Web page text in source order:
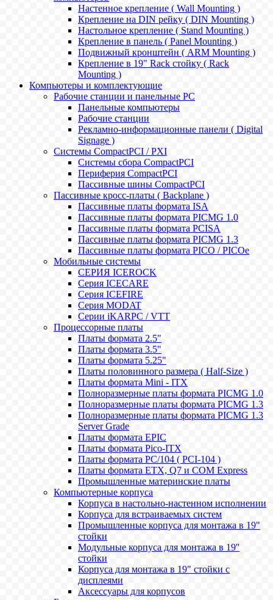
Настенное крепление ( Wall Mounting )
Крепление на DIN рейку ( DIN Mounting )
Настольное крепление ( Stand Mounting )
Крепление в панель ( Panel Mounting )
Подвижный кронштейн ( ARM Mounting )
Крепление в 19" Rack стойку ( Rack
Mounting )
Компьютеры и комплектующие
Рабочие станции и панельные РС
Панельные компьютеры
Рабочие станции
Рекламно-информационные панели ( Digital
Signage )
Системы CompactPCI / PXI
Системы сбора CompactPCI
Периферия CompactPCI
Пассивные шины CompactPCI
Пассивные кросс-платы ( Backplane )
Пассивные платы формата ISA
Пассивные платы формата PICMG 1.0
Пассивные платы формата PCISA
Пассивные платы формата PICMG 1.3
Пассивные платы формата PICO / PICOe
Мобильные системы
СЕРИЯ ICEROCK
Серия ICECARE
Серия ICEFIRE
Серия MODAT
Серии iKARPC / VTT
Процессорные платы
Платы формата 2.5"
Платы формата 3.5"
Платы формата 5.25"
Платы половинного размера ( Half-Size )
Платы формата Mini - ITX
Полноразмерные платы формата PICMG 1.0
Полноразмерные платы формата PICMG 1.3
Полноразмерные платы формата PICMG 1.3
Server Grade
Платы формата EPIC
Платы формата Pico-ITX
Платы формата PC/104 ( PCI-104 )
Платы формата ETX, Q7 и COM Express
Промышленные материнские платы
Компьютерные корпуса
Корпуса в настольно-настенном исполнении
Корпуса для встраиваемых систем
Промышленные корпуса для монтажа в 19"
стойки
Модульные корпуса для монтажа в 19''
стойки
Корпуса для монтажа в 19" стойки с
дисплеями
Аксессуары для корпусов